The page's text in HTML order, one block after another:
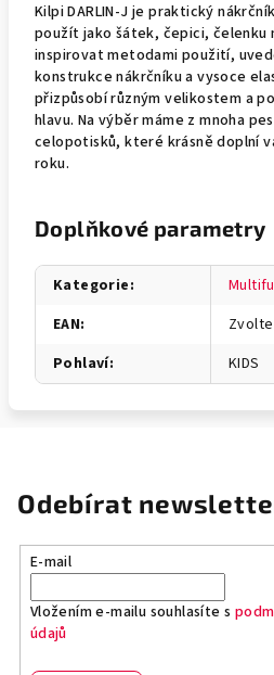
Kilpi DARLIN-J je praktický
použít jako šátek, čepici,
inspirovat metodami použití,
konstrukce nákrčníku a vysoce
přizpůsobí různým velikostem a
hlavu. Na výběr máme z mnoha
celopotisků, které krásně doplní
roku.
Doplňkové parametry
Kategorie:
EAN:
Pohlaví: KIDS
Odebírat
E-mail
Vložením e-mailu souhlasíte s
údajů